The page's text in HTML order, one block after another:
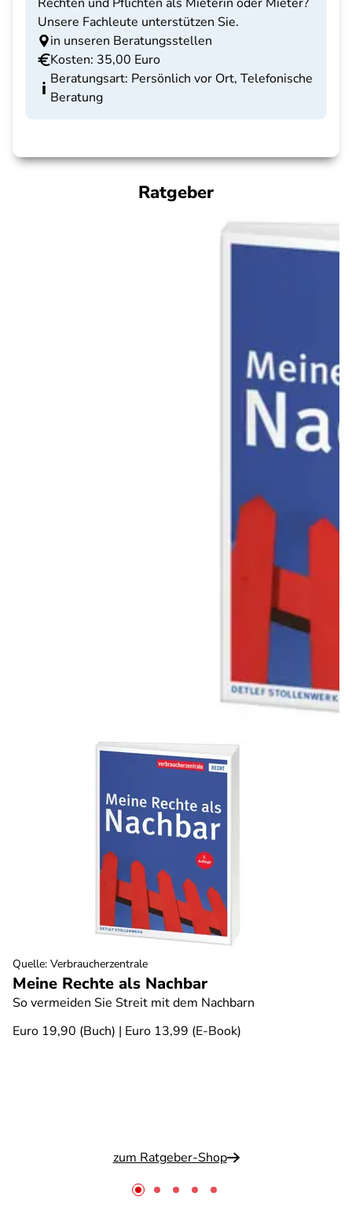
Unsere Fachleute unterstützen Sie.
in unseren Beratungsstellen
Kosten: 35,00 Euro
Beratungsart: Persönlich vor Ort, Telefonische
Beratung
Ratgeber
Meine Rechte als Nachbar
So vermeiden Sie Streit mit dem Nachbarn
Euro 19,90 (Buch) | Euro 13,99 (E-Book)
zum Ratgeber-Shop
Quelle: Verbraucherzentrale